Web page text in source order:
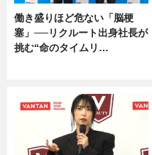
働き盛りほど危ない「脳梗
塞」──リクルート出身社長が
挑む“命のタイムリ…